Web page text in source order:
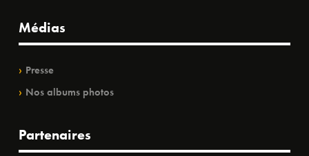
Médias
Presse
Nos albums photos
Partenaires